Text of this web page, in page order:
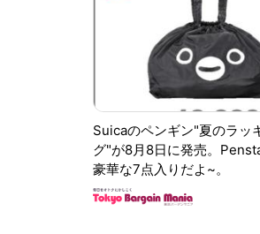
Suicaのペンギン"夏のラッ
グ"が8月8日に発売。
豪華な7点入りだよ~。